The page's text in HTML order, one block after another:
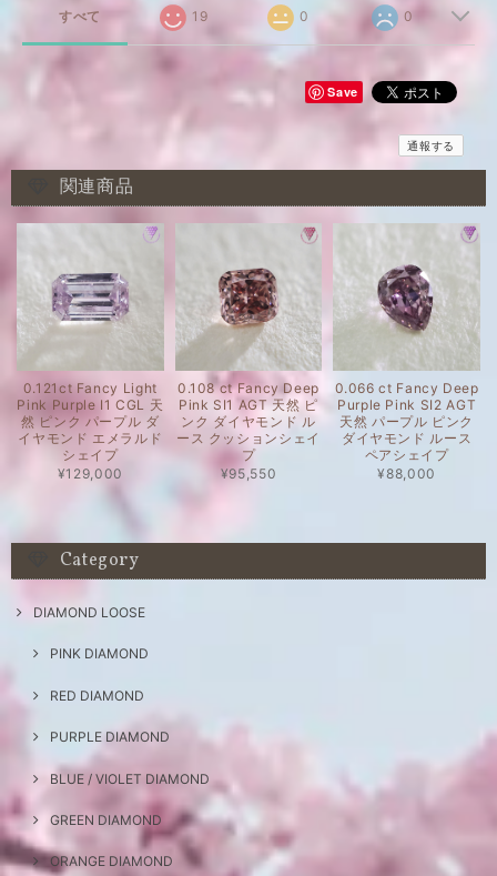
すべて 19 0 0
Save
通報する
関連商品
0.121ct Fancy Light
Pink Purple I1 CGL 天
然 ピンク パープル ダ
イヤモンド エメラルド
シェイプ
¥129,000
0.108 ct Fancy Deep
Pink SI1 AGT 天然 ピ
ンク ダイヤモンド ル
ース クッションシェイ
プ
¥95,550
0.066 ct Fancy Deep
Purple Pink SI2 AGT
天然 パープル ピンク
ダイヤモンド ルース
ペアシェイプ
¥88,000
Category
DIAMOND LOOSE
PINK DIAMOND
RED DIAMOND
PURPLE DIAMOND
BLUE / VIOLET DIAMOND
GREEN DIAMOND
ORANGE DIAMOND